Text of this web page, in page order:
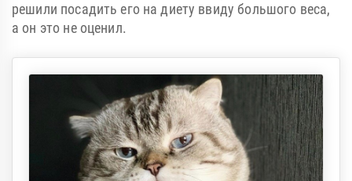
решили посадить его на диету ввиду большого веса,
а он это не оценил.